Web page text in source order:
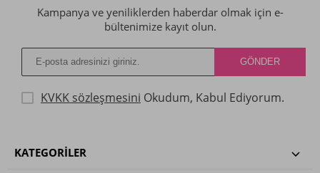
Kampanya ve yeniliklerden haberdar olmak için e-
bültenimize kayıt olun.
KVKK sözleşmesini Okudum, Kabul Ediyorum.
KATEGORILER